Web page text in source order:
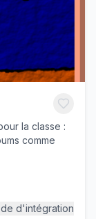
la classe :
comme
d'intégration